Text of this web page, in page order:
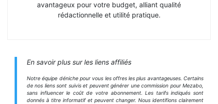
avantageux pour votre budget, alliant qualité
rédactionnelle et utilité pratique.
En savoir plus sur les liens affiliés
Notre équipe déniche pour vous les offres les plus avantageuses. Certains
de nos liens sont suivis et peuvent générer une commission pour Mezabo,
sans influencer le coût de votre abonnement. Les tarifs indiqués sont
donnés à titre informatif et peuvent changer. Nous identifions clairement